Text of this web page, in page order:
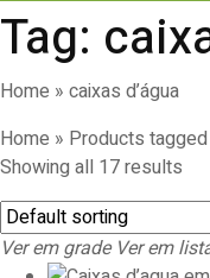
Tag:
Home » caixas d’água
Home » Products tagged
Showing all 17 results
Ver em grade Ver em